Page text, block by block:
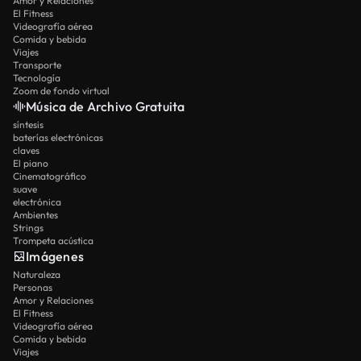
El Fitness
Videografía aérea
Comida y bebida
Viajes
Transporte
Tecnología
Zoom de fondo virtual
Música de Archivo Gratuita
síntesis
baterías electrónicas
claves
El piano
Cinematográfico
suave
electrónica
Ambientes
Strings
Trompeta acústica
Imágenes
Naturaleza
Personas
Amor y Relaciones
El Fitness
Videografía aérea
Comida y bebida
Viajes